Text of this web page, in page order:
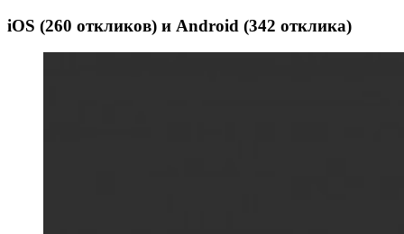
iOS (260 откликов) и Android (342 отклика)